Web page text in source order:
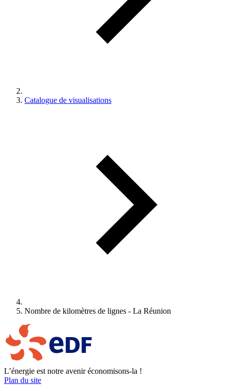
Catalogue de visualisations
Nombre de kilomètres de lignes - La Réunion
L’énergie est notre avenir économisons-la !
Plan du site